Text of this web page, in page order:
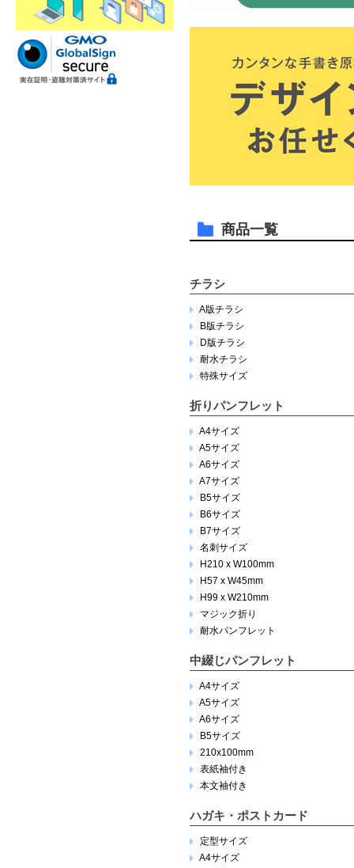
商品一覧
チラシ
A版チラシ
B版チラシ
D版チラシ
耐水チラシ
特殊サイズ
折りパンフレット
A4サイズ
A5サイズ
A6サイズ
A7サイズ
B5サイズ
B6サイズ
B7サイズ
名刺サイズ
H210 x W100mm
H57 x W45mm
H99 x W210mm
マジック折り
耐水パンフレット
中綴じパンフレット
A4サイズ
A5サイズ
A6サイズ
B5サイズ
210x100mm
表紙袖付き
本文袖付き
ハガキ・ポストカード
定型サイズ
A4サイズ